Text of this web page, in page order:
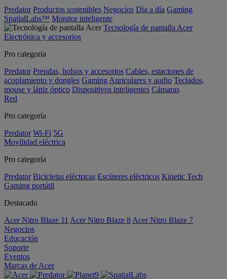
Predator Productos sostenibles Negocios Día a día Gaming
SpatialLabs™ Monitor inteligente
Tecnología de pantalla Acer
Electrónica y accesorios
Pro categoría
Predator Prendas, bolsos y accesorios Cables, estaciones de
acoplamiento y dongles Gaming Auriculares y audio Teclados,
mouse y lápiz óptico Dispositivos inteligentes Cámaras
Red
Pro categoría
Predator Wi-Fi 5G
Movilidad eléctrica
Pro categoría
Predator Bicicletas eléctricas Escúteres eléctricos Kinetic Tech
Gaming portátil
Destacado
Acer Nitro Blaze 11 Acer Nitro Blaze 8 Acer Nitro Blaze 7
Negocios
Educación
Soporte
Eventos
Marcas de Acer